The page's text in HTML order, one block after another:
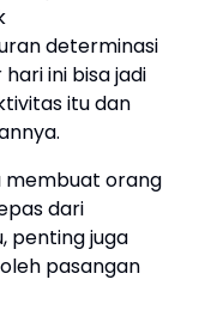
determinasi
ini bisa jadi
itu dan
membuat orang
dari
penting juga
pasangan